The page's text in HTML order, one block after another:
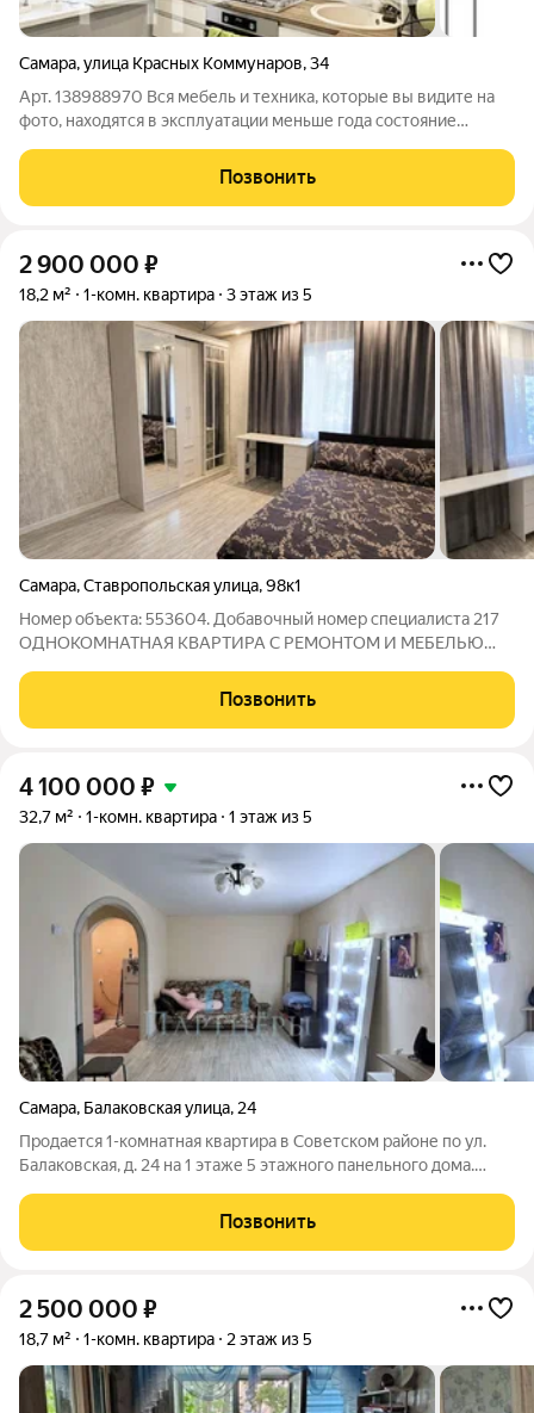
Самара,улица Красных Коммунаров,34
Арт. 138988970 Вся мебель и техника, которые вы видите на
фото, находятся в эксплуатации меньше года состояние
стиральную машинку. - Качественный и свежий ремонт.
Делала на совесть, под себя.
Позвонить
2 900 000 ₽
18,2 м² 1-комн. квартира 3 этаж из 5
Самара,Ставропольская улица,98к1
Номер объекта: 553604. Добавочный номер специалиста 217
ОДНОКОМНАТНАЯ КВАРТИРА С РЕМОНТОМ И МЕБЕЛЬЮ
вокзальная О КВАРТИРЕ: Комфортный 3 этаж Общая площадь
18,2 м2 В квартире выполнен свежий ремонт.
Позвонить
4 100 000 ₽
32,7 м² 1-комн. квартира 1 этаж из 5
Самара, Балаковская улица, 24
Продается 1-комнатная квартира в Советском районе по ул.
Балаковская, д. 24 на 1 этаже 5 этажного панельного дома.
совмещен. Квартира с хорошим косметическим ремонтом, в
жилом состоянии.
Позвонить
2 500 000 ₽
18,7 м² 1-комн. квартира 2 этаж из 5